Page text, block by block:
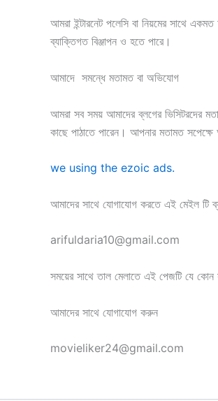
আমরা ইন্টারনেট পলেসি বা নিয়মের সাথে
ব্যাক্তিগত বিঞ্জাপন ও হতে পারে।
আমাদে সমন্ধে মতামত বা অভিযোগ
আমরা সব সময় আমাদের ব্লগের ভিসিটরদের
কাছে পাঠাতে পারেন। আপনার মতামত
we using the ezoic ads.
আমাদের সাথে যোগাযোগ করতে এই মেইল টি
arifuldaria10@gmail.com
সময়ের সাথে তাল মেলাতে এই পেজটি যে কোন
আমাদের সাথে যোগাযোগ করুন
movieliker24@gmail.com